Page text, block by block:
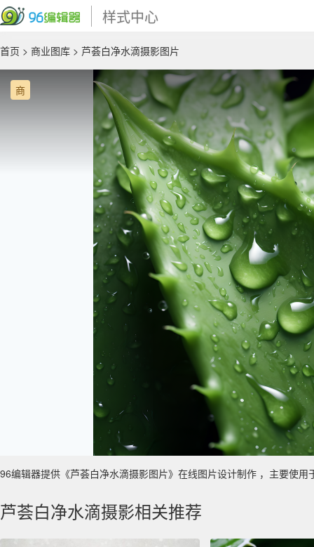
样式中心
首页 > 商业图库 > 芦荟白净水滴摄影图片
商
96编辑器提供《芦荟白净水滴摄影图片》在线图片设计制作 ，主要使
芦荟白净水滴摄影相关推荐